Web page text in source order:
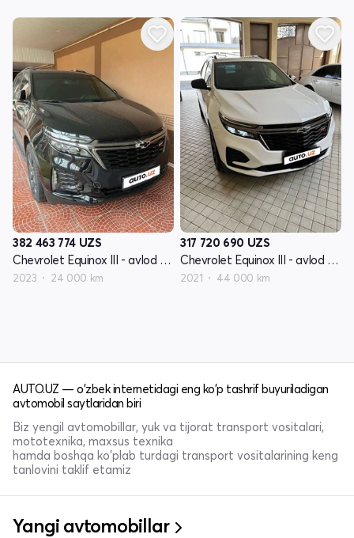
382 463 774 UZS
Chevrolet Equinox III - avlod restyling
2023 24 000 km
317 720 690 UZS
Chevrolet Equinox III - avlod restyling
2021 44 000 km
AUTO.UZ — o'zbek internetidagi eng ko'p tashrif buyuriladigan
avtomobil saytlaridan biri
Biz yengil avtomobillar, yuk va tijorat transport vositalari,
mototexnika, maxsus texnika
hamda boshqa ko'plab turdagi transport vositalarining keng
tanlovini taklif etamiz
Yangi avtomobillar